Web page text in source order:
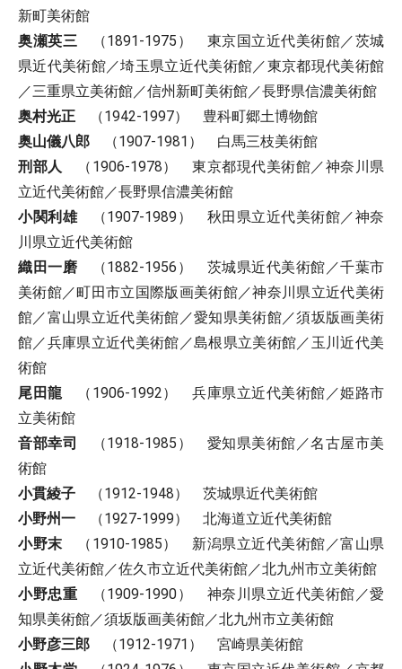
新町美術館
奥瀬英三 （1891-1975） 東京国立近代美術館／茨城
県近代美術館／埼玉県立近代美術館／東京都現代美術館
／三重県立美術館／信州新町美術館／長野県信濃美術館
奥村光正 （1942-1997） 豊科町郷土博物館
奥山儀八郎 （1907-1981） 白馬三枝美術館
刑部人 （1906-1978） 東京都現代美術館／神奈川県
立近代美術館／長野県信濃美術館
小関利雄（1907-1989） 秋田県立近代美術館／神奈
川県立近代美術館
織田一磨 （1882-1956） 茨城県近代美術館／千葉市
美術館／町田市立国際版画美術館／神奈川県立近代美術
館／富山県立近代美術館／愛知県美術館／須坂版画美術
館／兵庫県立近代美術館／島根県立美術館／玉川近代美
術館
尾田龍（1906-1992） 兵庫県立近代美術館／姫路市
立美術館
音部幸司
（1918-1985） 愛知県美術館／名古屋市美
術館
小貫綾子 （1912-1948） 茨城県近代美術館
小野州一 （1927-1999） 北海道立近代美術館
小野末（1910-1985） 新潟県立近代美術館／富山県
立近代美術館／佐久市立近代美術館／北九州市立美術館
小野忠重 （1909-1990） 神奈川県立近代美術館／愛
知県美術館／須坂版画美術館／北九州市立美術館
小野彦三郎 （1912-1971） 宮崎県美術館